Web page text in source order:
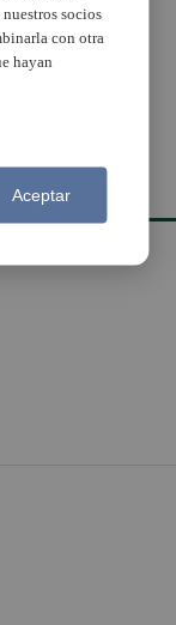
Dona de
trabajos de
y costura
socios
con otra
hayan
Aceptar